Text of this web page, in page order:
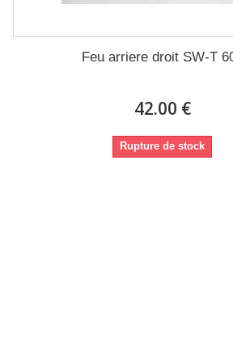
Feu arriere droit SW-T
42.00 €
Rupture de stock